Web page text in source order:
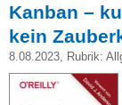
Kanban –
kein
8.08.2023, Rubrik: